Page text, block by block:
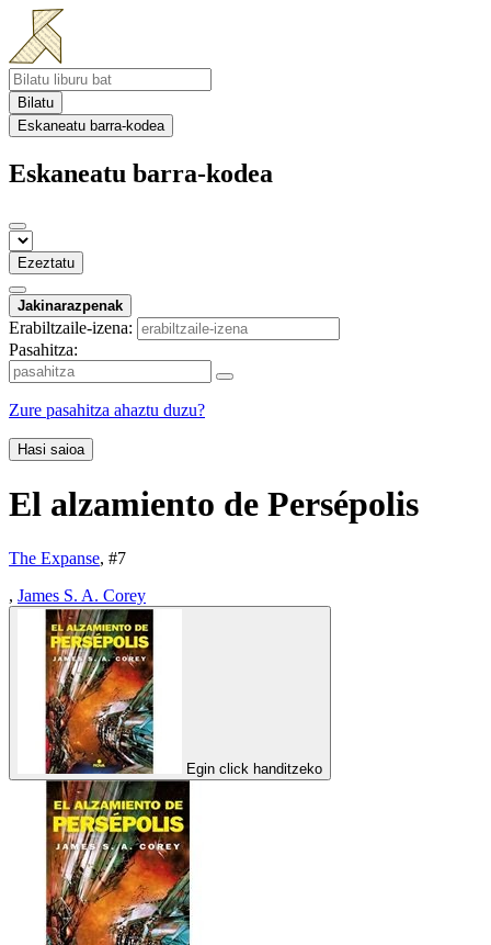
Bilatu
Eskaneatu barra-kodea
Eskaneatu barra-kodea
Ezeztatu
Jakinarazpenak
Erabiltzaile-izena:
Pasahitza:
Zure pasahitza ahaztu duzu?
Hasi saioa
El alzamiento de Persépolis
The Expanse, #7
, James S. A. Corey
Egin click handitzeko